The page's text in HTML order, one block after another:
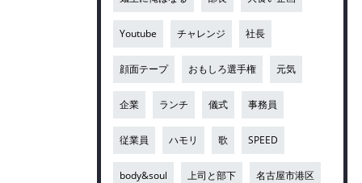
Youtube チャレンジ 社長
顔面テープ おもしろ選手権 元気
企業 ランチ 儀式 事務員
従業員 ハモリ 歌 SPEED
body&soul 上司と部下 名古屋市港区